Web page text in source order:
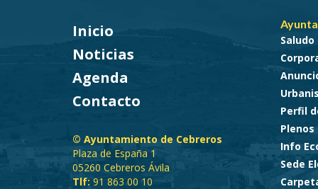
Inicio
Noticias
Agenda
Contacto
© Ayuntamiento de Cebreros
Plaza de España 1
05260 Cebreros Ávila
Tlf: 91 863 00 10
Perfil
Plenos
Info
Sede